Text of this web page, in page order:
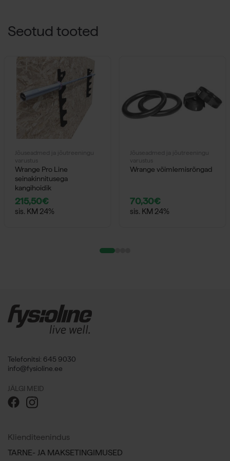
Seotud tooted
Jõuseadmed ja jõutreeningu
varustus
Wrange Pro Line
seinakinnitusega
kangihoidik
215,50€
sis. KM 24%
Jõuseadmed ja jõutreeningu
varustus
Wrange võimlemisrõngad
70,30€
sis. KM 24%
Telefonitsi: 645 9030
info@fysioline.ee
JÄLGI MEID
Klienditeenindus
TARNE- JA MAKSETINGIMUSED